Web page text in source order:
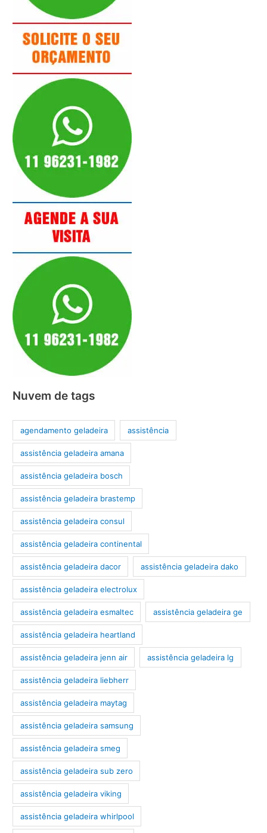
Nuvem de tags
agendamento geladeira assistência
assistência geladeira amana
assistência geladeira bosch
assistência geladeira brastemp
assistência geladeira consul
assistência geladeira continental
assistência geladeira dacor assistência geladeira dako
assistência geladeira electrolux
assistência geladeira esmaltec assistência geladeira ge
assistência geladeira heartland
assistência geladeira jenn air assistência geladeira lg
assistência geladeira liebherr
assistência geladeira maytag
assistência geladeira samsung
assistência geladeira smeg
assistência geladeira sub zero
assistência geladeira viking
assistência geladeira whirlpool